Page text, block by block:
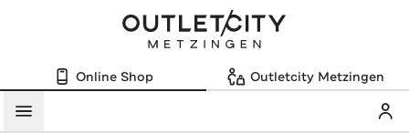
Online Shop Outletcity Metzingen
Menü